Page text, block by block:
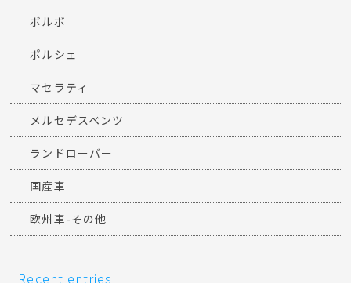
ボルボ
ポルシェ
マセラティ
メルセデスベンツ
ランドローバー
国産車
欧州車-その他
Recent entries